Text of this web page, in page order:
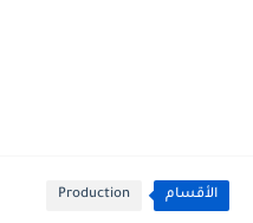
الأقسام Production